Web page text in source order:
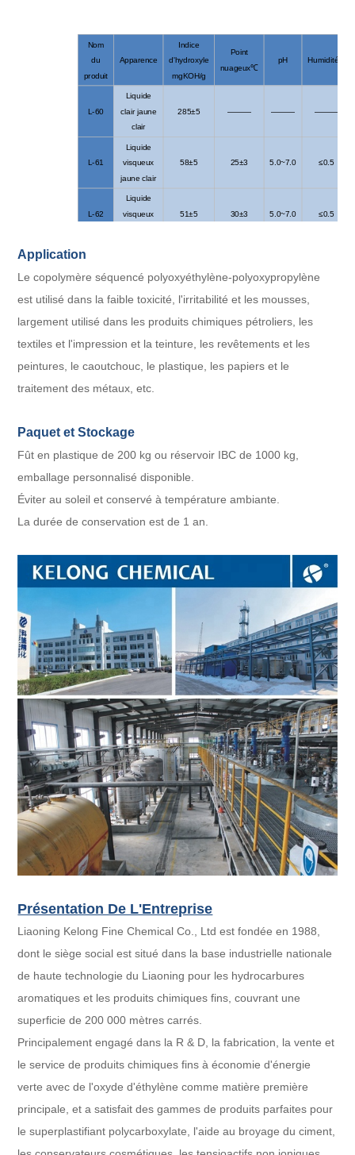
Nom
du
produit
Apparence
Indice
d'hydroxyle
mgKOH/g
Point
nuageux℃
pH Humidité%
L-60
Liquide
clair jaune
clair
285±5 ——— ——— ———
L-61
Liquide
visqueux
jaune clair
58±5 25±3 5.0~7.0 ≤0.5
L-62
Liquide
visqueux
51±5 30±3 5.0~7.0 ≤0.5
Application
Le copolymère séquencé polyoxyéthylène-polyoxypropylène
est utilisé dans la faible toxicité, l'irritabilité et les mousses,
largement utilisé dans les produits chimiques pétroliers, les
textiles et l'impression et la teinture, les revêtements et les
peintures, le caoutchouc, le plastique, les papiers et le
traitement des métaux, etc.
Paquet et Stockage
Fût en plastique de 200 kg ou réservoir IBC de 1000 kg,
emballage personnalisé disponible.
Éviter au soleil et conservé à température ambiante.
La durée de conservation est de 1 an.
Présentation De L'Entreprise
Liaoning Kelong Fine Chemical Co., Ltd est fondée en 1988,
dont le siège social est situé dans la base industrielle nationale
de haute technologie du Liaoning pour les hydrocarbures
aromatiques et les produits chimiques fins, couvrant une
superficie de 200 000 mètres carrés.
Principalement engagé dans la R & D, la fabrication, la vente et
le service de produits chimiques fins à économie d'énergie
verte avec de l'oxyde d'éthylène comme matière première
principale, et a satisfait des gammes de produits parfaites pour
le superplastifiant polycarboxylate, l'aide au broyage du ciment,